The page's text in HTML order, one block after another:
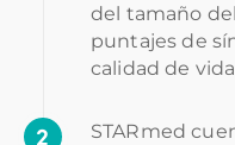
del tamaño
puntajes de
calidad de
STARmed